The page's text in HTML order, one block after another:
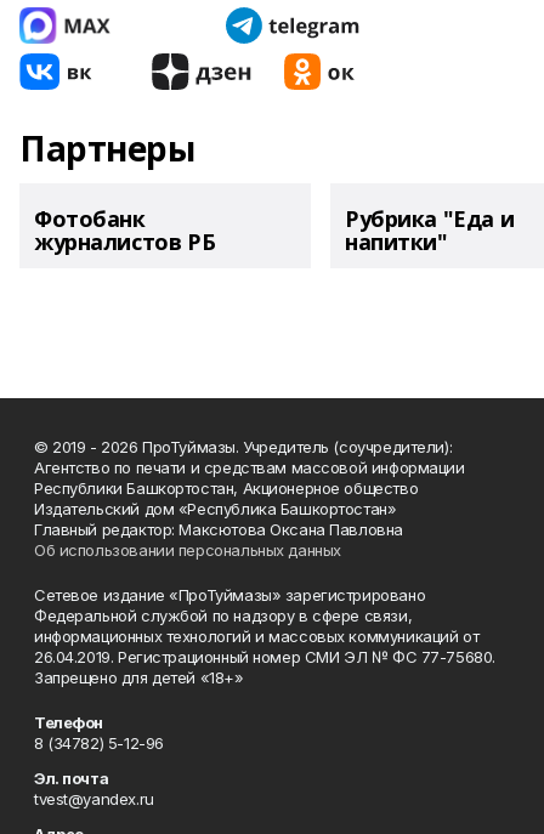
Партнеры
Фотобанк
журналистов РБ
Рубрика "Еда и
напитки"
© 2019 - 2026 ПроТуймазы. Учредитель (соучредители):
Агентство по печати и средствам массовой информации
Республики Башкортостан, Акционерное общество
Издательский дом «Республика Башкортостан»
Главный редактор: Максютова Оксана Павловна
Об использовании персональных данных
Сетевое издание «ПроТуймазы» зарегистрировано
Федеральной службой по надзору в сфере связи,
информационных технологий и массовых коммуникаций от
26.04.2019. Регистрационный номер СМИ ЭЛ № ФС 77-75680.
Запрещено для детей «18+»
Телефон
8 (34782) 5-12-96
Эл. почта
tvest@yandex.ru